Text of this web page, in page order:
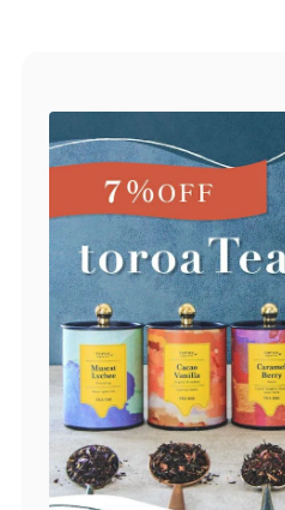
商品一覧
とろ生チーズケーキ
濃抹茶とろ生ガトーシ
ョコラ
とろ生シュー